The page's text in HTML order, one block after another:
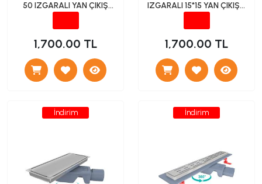
50 IZGARALI YAN ÇIKIŞ
1,700.00 TL
IZGARALI 15*15 YAN ÇIKIŞLI
1,700.00 TL
İndirim İndirim